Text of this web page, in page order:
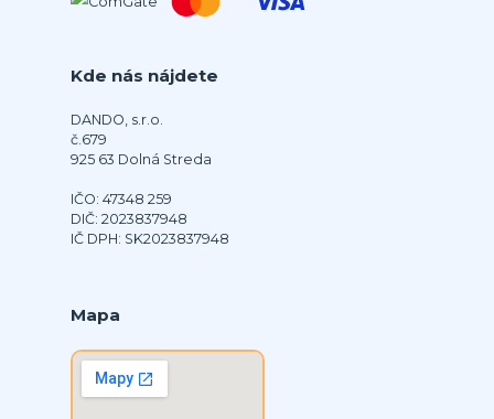
Kde nás nájdete
DANDO, s.r.o.
č.679
925 63 Dolná Streda
IČO: 47348 259
DIČ: 2023837948
IČ DPH: SK2023837948
Mapa